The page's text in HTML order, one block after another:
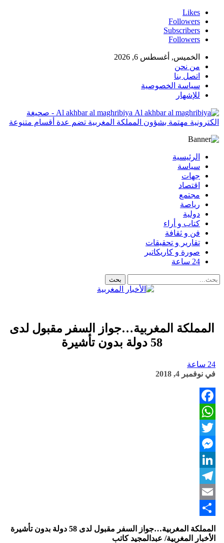
Likes
Followers
Subscribers
Followers
الخميس, أغسطس 6, 2026
من نحن
اتصل بنا
سياسة الخصوصية
للإشهار
Al akhbar al maghribiya - صحيغة
الكترونية مهتمة بشؤون المملكة المغربية تضم عدة أقسام متنوعة
الرئيسية
سياسة
جهات
اقتصاد
مجتمع
رياصة
دولية
كتاب و أراء
فن و ثقافة
تقارير و تحقيقات
صورة و كاريكاتير
24 ساعة
المملكة المغربية…جواز السفر مقبول لدى
58 دولة بدون تأشيرة
24 ساعة
في نوفمبر 4, 2018
Facebook
WhatsApp
Twitter
Messenger
LinkedIn
Telegram
Email
Share
المملكة المغربية…جواز السفر مقبول لدى 58 دولة بدون تأشيرة
الأخبار المغربية/ عبدالمجيد كاتب